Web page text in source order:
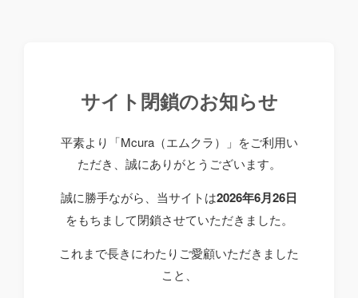
サイト閉鎖のお知らせ
平素より「Mcura（エムクラ）」をご利用い
ただき、誠にありがとうございます。
誠に勝手ながら、当サイトは2026年6月26日
をもちまして閉鎖させていただきました。
これまで長きにわたりご愛顧いただきました
こと、